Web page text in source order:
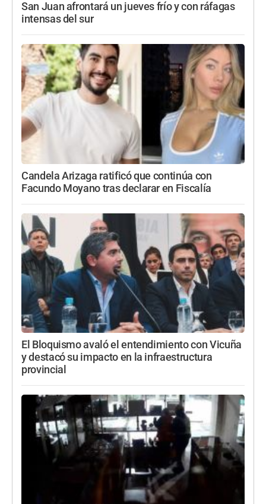
San Juan afrontará un jueves frío y con ráfagas
intensas del sur
Candela Arizaga ratificó que continúa con
Facundo Moyano tras declarar en Fiscalía
El Bloquismo avaló el entendimiento con Vicuña
y destacó su impacto en la infraestructura
provincial